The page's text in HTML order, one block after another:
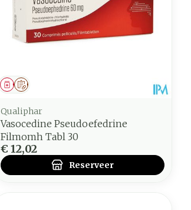
Op voorschrift
Geneesmiddel
Qualiphar
Vasocedine Pseudoefedrine
Filmomh Tabl 30
€ 12,02
Reserveer